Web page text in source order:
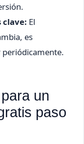
clave: El
es
un
paso